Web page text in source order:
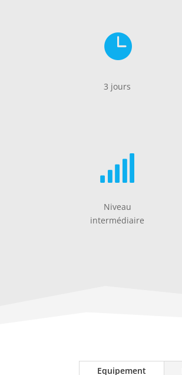

3 jours

Niveau
intermédiaire
Equipement